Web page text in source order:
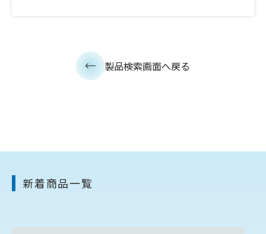
製品検索画面へ戻る
新着商品一覧